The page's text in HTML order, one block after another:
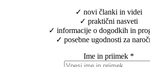
✓ novi članki in videi
✓ praktični nasveti
✓ informacije o dogodkih in
✓ posebne ugodnosti za
Ime in priimek *